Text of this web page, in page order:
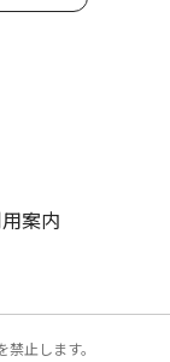
案内
止します。